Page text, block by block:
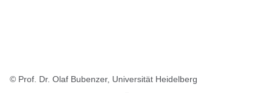
© Prof. Dr. Olaf Bubenzer, Universität Heidelberg